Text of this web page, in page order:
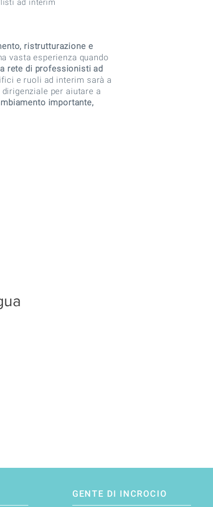
ad interim
ristrutturazione e
vasta esperienza quando
rete di professionisti ad
e ruoli ad interim sarà a
per aiutare a
importante,
GENTE DI INCROCIO